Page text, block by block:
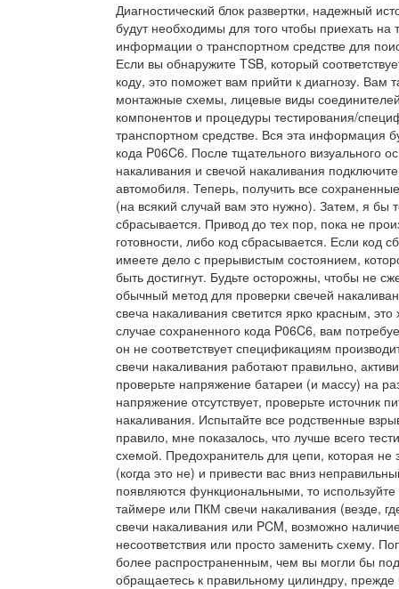
Диагностический блок развертки, надежный
будут необходимы для того чтобы приехать на
информации о транспортном средстве для
Если вы обнаружите TSB, который
коду, это поможет вам прийти к диагнозу. Вам
монтажные схемы, лицевые виды
компонентов и процедуры тестирования/
транспортном средстве. Вся эта информация
кода P06C6. После тщательного визуального
накаливания и свечой накаливания
автомобиля. Теперь, получить все
(на всякий случай вам это нужно). Затем, я бы
сбрасывается. Привод до тех пор, пока не
готовности, либо код сбрасывается. Если код
имеете дело с прерывистым состоянием,
быть достигнут. Будьте осторожны, чтобы не
обычный метод для проверки свечей
свеча накаливания светится ярко красным,
случае сохраненного кода P06C6, вам
он не соответствует спецификациям
свечи накаливания работают правильно,
проверьте напряжение батареи (и массу) на
напряжение отсутствует, проверьте источник
накаливания. Испытайте все родственные
правило, мне показалось, что лучше всего
схемой. Предохранитель для цепи, которая
(когда это не) и привести вас вниз
появляются функциональными, то
таймере или ПКМ свечи накаливания (везде,
свечи накаливания или PCM, возможно
несоответствия или просто заменить схему.
более распространенным, чем вы могли бы
обращаетесь к правильному цилиндру, прежде